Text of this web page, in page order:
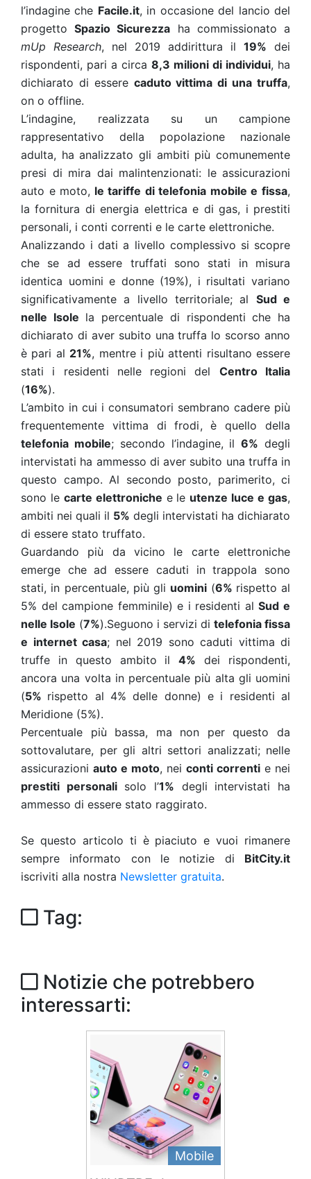
l’indagine che Facile.it, in occasione del lancio del
progettoSpazio Sicurezza ha commissionato a
mUp Research, nel 2019 addirittura il 19% dei
rispondenti, pari a circa 8,3 milioni di individui, ha
dichiarato di essere caduto vittima di una truffa,
on o offline.
L’indagine, realizzata su un campione
rappresentativo della popolazione nazionale
adulta, ha analizzato gli ambiti più comunemente
presi di mira dai malintenzionati: le assicurazioni
auto e moto, le tariffe di telefonia mobile e fissa,
la fornitura di energia elettrica e di gas, i prestiti
personali, i conti correnti e le carte elettroniche.
Analizzando i dati a livello complessivo si scopre
che se ad essere truffati sono stati in misura
identica uomini e donne (19%), i risultati variano
significativamente a livello territoriale; al Sud e
nelle Isole la percentuale di rispondenti che ha
dichiarato di aver subito una truffa lo scorso anno
è pari al 21%, mentre i più attenti risultano essere
stati i residenti nelle regioni del Centro Italia
(16%).
L’ambito in cui i consumatori sembrano cadere più
frequentemente vittima di frodi, è quello della
telefonia mobile; secondo l’indagine, il6% degli
intervistati ha ammesso di aver subito una truffa in
questo campo. Al secondo posto, parimerito, ci
sono le carte elettroniche e le utenze luce e gas,
ambiti nei quali il 5% degli intervistati ha dichiarato
di essere stato truffato.
Guardando più da vicino le carte elettroniche
emerge che ad essere caduti in trappola sono
stati, in percentuale, più gli uomini (6% rispetto al
5% del campione femminile) e i residenti alSud e
nelle Isole (7%).Seguono i servizi di telefonia fissa
e internet casa; nel 2019 sono caduti vittima di
truffe in questo ambito il4% dei rispondenti,
ancora una volta in percentuale più alta gli uomini
(5% rispetto al 4% delle donne) e i residenti al
Meridione (5%).
Percentuale più bassa, ma non per questo da
sottovalutare, per gli altri settori analizzati; nelle
assicurazioni auto e moto, nei conti correnti e nei
prestiti personalisolo l’1% degli intervistati ha
ammesso di essere stato raggirato.
Se questo articolo ti è piaciuto e vuoi rimanere
sempre informato con le notizie di BitCity.it
iscriviti alla nostra Newsletter gratuita.
Tag:
Notizie che potrebbero
interessarti:
Mobile